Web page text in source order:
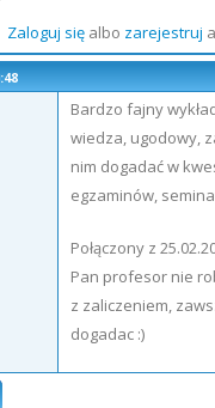
Zaloguj sięalbo zarejestruj
Bardzo fajny
wiedza, ugodowy,
nim dogadać w
egzaminów,
Połączony z
Pan profesor nie
z zaliczeniem,
dogadac :)